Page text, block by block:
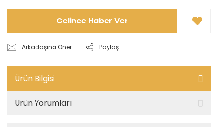
Gelince Haber Ver
Arkadaşına Öner Paylaş
Ürün Bilgisi
Ürün Yorumları